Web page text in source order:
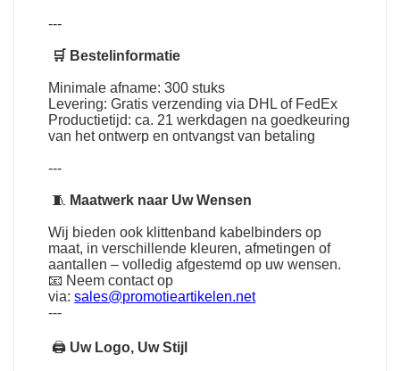
---
🛒 Bestelinformatie
Minimale afname: 300 stuks
Levering: Gratis verzending via DHL of FedEx
Productietijd: ca. 21 werkdagen na goedkeuring
van het ontwerp en ontvangst van betaling
---
🧵 Maatwerk naar Uw Wensen
Wij bieden ook klittenband kabelbinders op
maat, in verschillende kleuren, afmetingen of
aantallen – volledig afgestemd op uw wensen.
📧 Neem contact op
via:sales@promotieartikelen.net
---
🖨 Uw Logo, Uw Stijl